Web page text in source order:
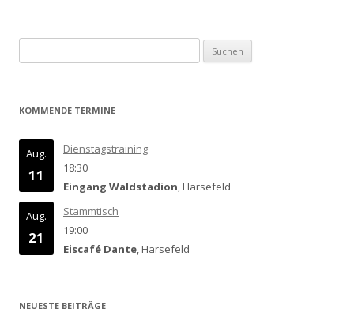
nach:
KOMMENDE TERMINE
Aug.
11
Dienstagstraining
18:30
Eingang Waldstadion, Harsefeld
Aug.
21
Stammtisch
19:00
Eiscafé Dante, Harsefeld
NEUESTE BEITRÄGE